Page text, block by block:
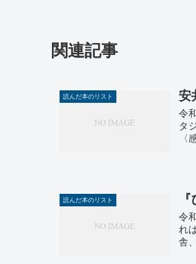
関連記事
読んだ本のリスト 安
令
タ
〈
読んだ本のリスト
令
れ
舎